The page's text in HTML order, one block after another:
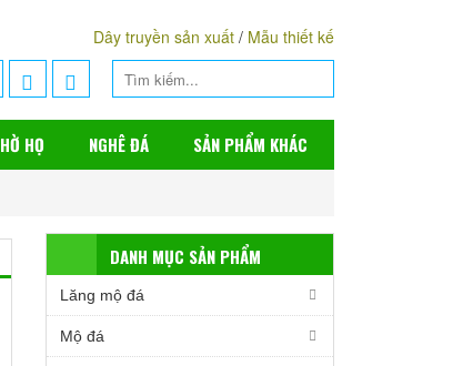
Dây truyền sản xuất/ Mẫu thiết kế
HỌ NGHÊ ĐÁ SẢN PHẨM KHÁC
DANH MỤC SẢN PHẨM
Lăng mộ đá
Mộ đá